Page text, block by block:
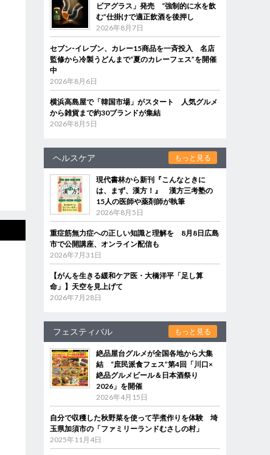
ビアグラス」発売 “強制的に水を飲
む”仕掛けで適正飲酒を後押し
2026年8月7日
セブン‐イレブン、カレー15商品を一斉投入 名店
監修から冷製うどんまで“夏のカレーフェス”を開催
中
2026年8月6日
横浜高島屋で「韓国市場」がスタート 人気グルメ
から雑貨まで約30ブランドが集結
2026年8月5日
ヘルスケア もっと見る
現代書林から新刊『こんなときに
は、まず、漢方！』 漢方三考塾の
15人の医師や薬剤師が執筆
2026年8月5日
重症筋無力症への正しい知識と理解を 8月8日広島
市で公開講座、オンライン配信も
2026年7月31日
【がんを生きる緩和ケア医・大橋洋平「足し算
命」】天空を見上げて
2026年7月28日
フェスティバル もっと見る
絶品屋台グルメが全国各地から大集
結 “庶民派食フェス”第4回「川口×
絶品グルメビール＆日本酒祭り
2026」を開催
2026年4月15日
自分で収穫した秋野菜を使って芋煮作りを体験 埼
玉県加須市の「ファミリーランドむさしの村」
2025年11月4日